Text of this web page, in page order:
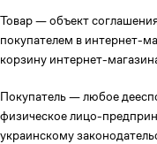
Товар — объект
покупателем в интернет-
корзину интернет-
Покупатель — любое
физическое лицо-
украинскому